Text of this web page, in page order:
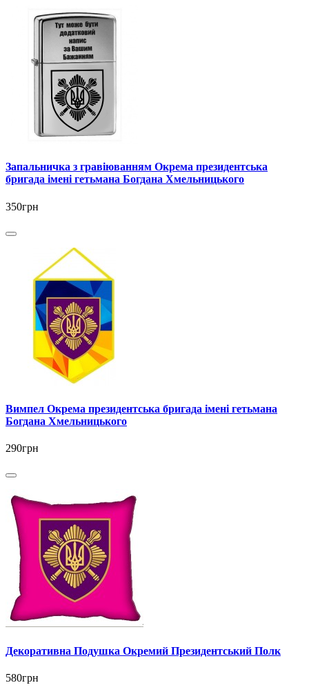
Запальничка з гравіюванням Окрема президентська
бригада імені гетьмана Богдана Хмельницького
350грн
Вимпел Окрема президентська бригада імені гетьмана
Богдана Хмельницького
290грн
Декоративна Подушка Окремий Президентський Полк
580грн